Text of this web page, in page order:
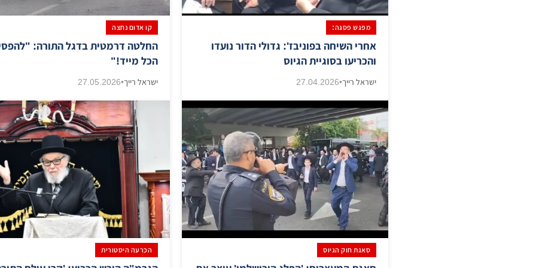
מפגש פסגה:
אחרי השיחה בפוניבז': גדולי הדור נועדו
והכריעו בסוגיית הגיוס
ישראל רייך•
27.04.2026
קו אדום נחצה
החלטה דרמטית בדגל התורה:
הכל מייד!"
ישראל רייך•
27.05.2026
סאגת חוק הגיוס הכרעה היסטורית